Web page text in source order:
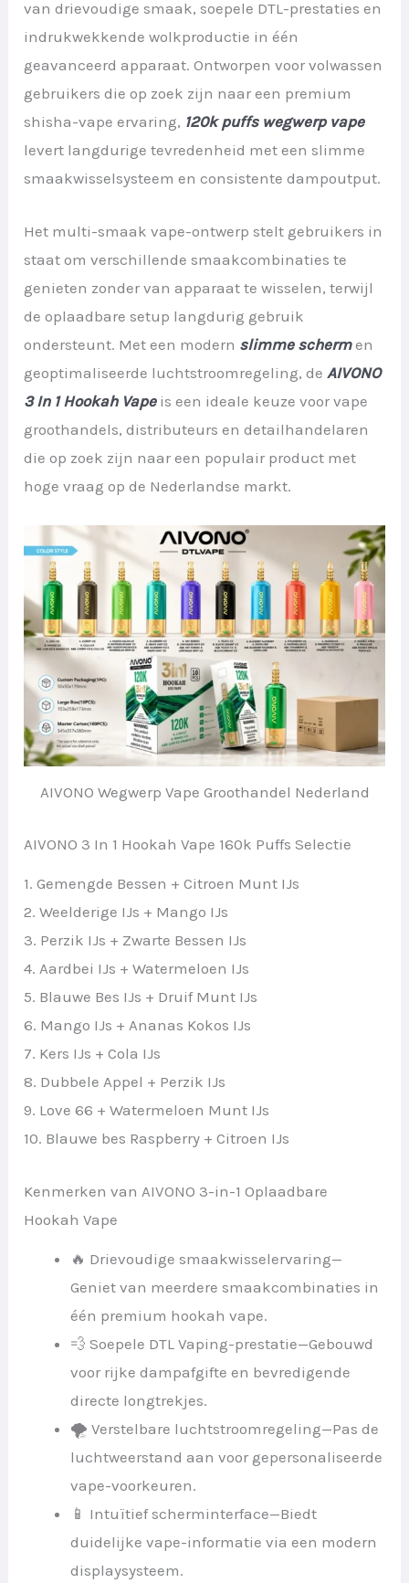
van drievoudige smaak, soepele DTL-prestaties en
indrukwekkende wolkproductie in één
geavanceerd apparaat. Ontworpen voor volwassen
gebruikers die op zoek zijn naar een premium
shisha-vape ervaring, 120k puffs wegwerp vape
levert langdurige tevredenheid met een slimme
smaakwisselsysteem en consistente dampoutput.
Het multi-smaak vape-ontwerp stelt gebruikers in
staat om verschillende smaakcombinaties te
genieten zonder van apparaat te wisselen, terwijl
de oplaadbare setup langdurig gebruik
ondersteunt. Met een modern slimme scherm en
geoptimaliseerde luchtstroomregeling, de AIVONO
3 In 1 Hookah Vapeis een ideale keuze voor vape
groothandels, distributeurs en detailhandelaren
die op zoek zijn naar een populair product met
hoge vraag op de Nederlandse markt.
AIVONO Wegwerp Vape Groothandel Nederland
AIVONO 3 In 1 Hookah Vape 160k Puffs Selectie
1. Gemengde Bessen + Citroen Munt IJs
2. Weelderige IJs + Mango IJs
3. Perzik IJs + Zwarte Bessen IJs
4. Aardbei IJs + Watermeloen IJs
5. Blauwe Bes IJs + Druif Munt IJs
6. Mango IJs + Ananas Kokos IJs
7. Kers IJs + Cola IJs
8. Dubbele Appel + Perzik IJs
9. Love 66 + Watermeloen Munt IJs
10. Blauwe bes Raspberry + Citroen IJs
Kenmerken van AIVONO 3-in-1 Oplaadbare
Hookah Vape
🔥 Drievoudige smaakwisselervaring—
Geniet van meerdere smaakcombinaties in
één premium hookah vape.
💨 Soepele DTL Vaping-prestatie—Gebouwd
voor rijke dampafgifte en bevredigende
directe longtrekjes.
🌪 Verstelbare luchtstroomregeling—Pas de
luchtweerstand aan voor gepersonaliseerde
vape-voorkeuren.
📱 Intuïtief scherminterface—Biedt
duidelijke vape-informatie via een modern
displaysysteem.